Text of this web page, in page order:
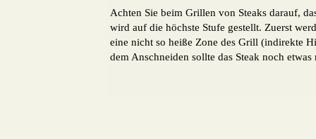
Achten Sie beim Grillen von Steaks darauf,
wird auf die höchste Stufe gestellt. Zuerst
eine nicht so heiße Zone des Grill (indirekte
dem Anschneiden sollte das Steak noch